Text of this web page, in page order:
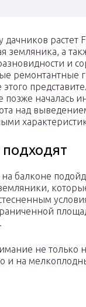
дачников растет
земляника, а
и
ремонтантные
позже началась
над
подходят
балконе
не только
и на